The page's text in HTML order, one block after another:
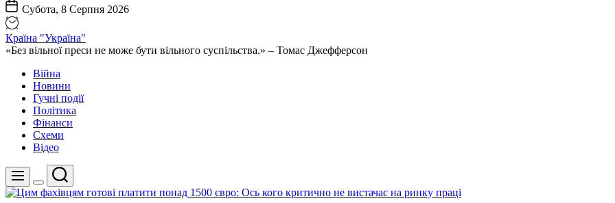
Субота, 8 Серпня 2026
Країна "Україна"
«Без вільної преси не може бути вільного суспільства.» – Томас Джефферсон
Війна
Новини
Гучні події
Політика
Фінанси
Схеми
Відео
Меню
Перемикач
кольорового
Пошук